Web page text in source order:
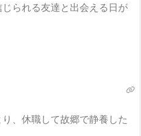
られる友達と出会える日が
、休職して故郷で静養した